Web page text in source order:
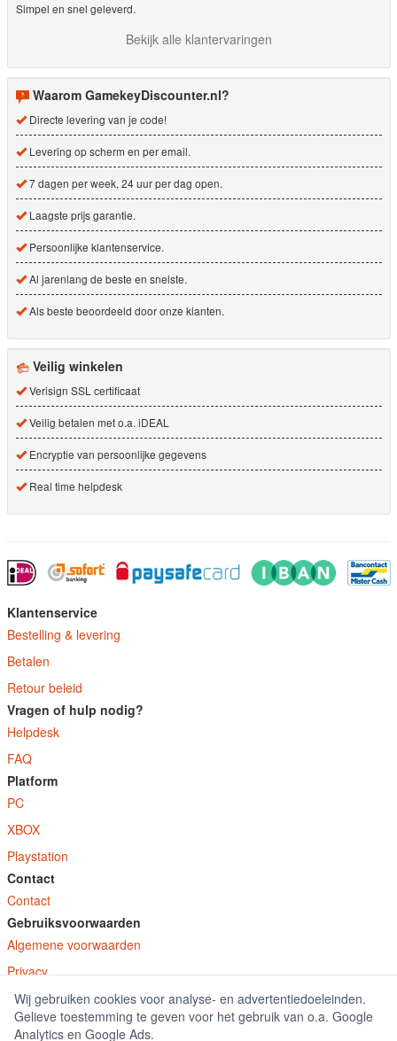
Simpel en snel geleverd.
Bekijk alle klantervaringen
Waarom GamekeyDiscounter.nl?
Directe levering van je code!
Levering op scherm en per email.
7 dagen per week, 24 uur per dag open.
Laagste prijs garantie.
Persoonlijke klantenservice.
Al jarenlang de beste en snelste.
Als beste beoordeeld door onze klanten.
Veilig winkelen
Verisign SSL certificaat
Veilig betalen met o.a. iDEAL
Encryptie van persoonlijke gegevens
Real time helpdesk
Klantenservice
Bestelling & levering
Betalen
Retour beleid
Vragen of hulp nodig?
Helpdesk
FAQ
Platform
PC
XBOX
Playstation
Contact
Contact
Gebruiksvoorwaarden
Algemene voorwaarden
Privacy
© E-Keys B.V. 2026
GamekeyDiscounter.nl is onderdeel van E-Keys B.V. geregistreerd onder kamer
Wij gebruiken cookies voor analyse- en advertentiedoeleinden.
Gelieve toestemming te geven voor het gebruik van o.a. Google
Analytics en Google Ads.